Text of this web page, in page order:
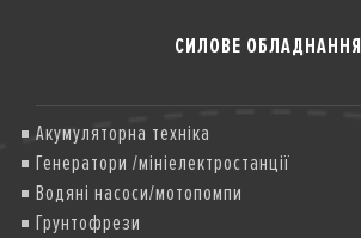
СИЛОВЕ ОБЛАДНАННЯ
Акумуляторна техніка
Генератори /мініелектростанції
Водяні насоси/мотопомпи
Грунтофрези